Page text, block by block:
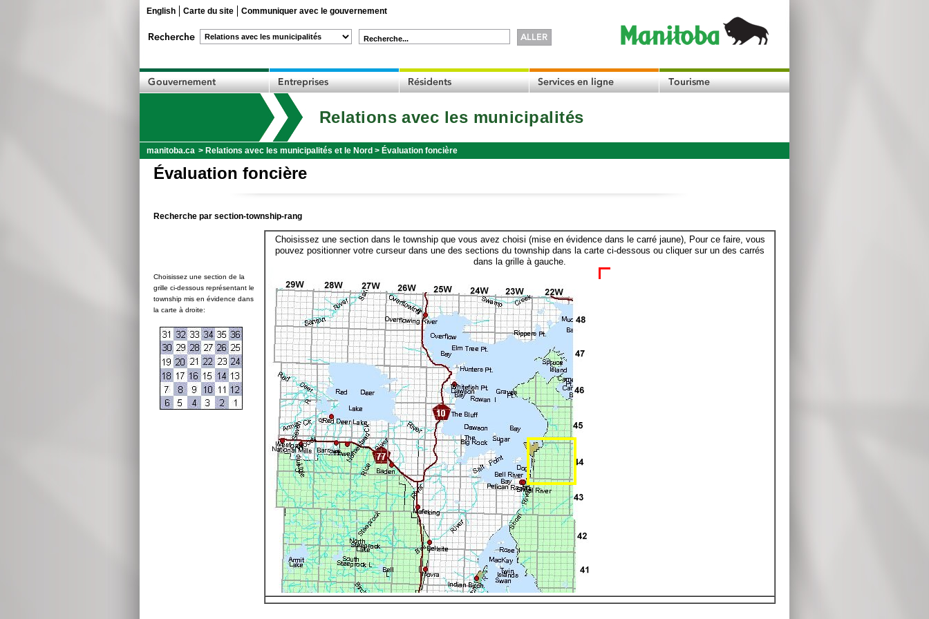
English Carte du site Communiquer avec le gouvernement
Recherche...
Relations avec les municipalités
manitoba.ca > Relations avec les municipalités et le Nord > Évaluation foncière
Évaluation foncière
Recherche par section-township-rang
Choisissez une section de la
grille ci-dessous représentant le
township mis en évidence dans
la carte à droite:
Choisissez une section dans le township que vous avez choisi (mise en évidence dans le carré jaune), Pour ce faire, vous
pouvez positionner votre curseur dans une des sections du township dans la carte ci-dessous ou cliquer sur un des carrés
dans la grille à gauche.